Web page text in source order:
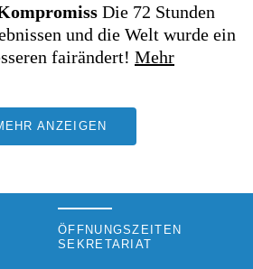
Die 72 Stunden
und die Welt wurde ein
fairändert! Mehr
ANZEIGEN
ÖFFNUNGSZEITEN
SEKRETARIAT